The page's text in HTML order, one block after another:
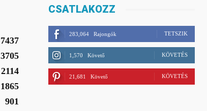
7437
3705
2114
1865
901
CSATLAKOZZ
283,064 Rajongók TETSZIK
1,570 Követő KÖVETÉS
21,681 Követő KÖVETÉS